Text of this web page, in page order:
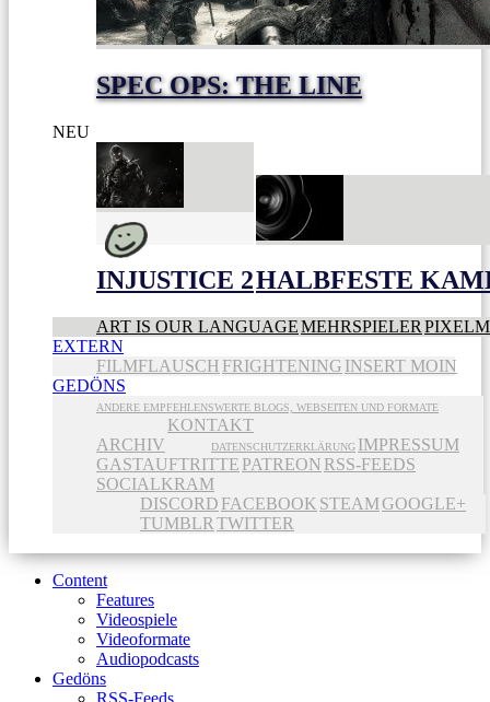
SPEC OPS: THE LINE
NEU
INJUSTICE 2HALBFESTE
ART IS OUR LANGUAGEMEHRSPIELER
EXTERN
FILMFLAUSCH FRIGHTENING INSERT MOIN
GEDÖNS
ANDERE EMPFEHLENSWERTE BLOGS, WEBSEITEN UND FORMATE
ARCHIV
KONTAKT
DATENSCHUTZERKLÄRUNG IMPRESSUM
GASTAUFTRITTE PATREON RSS-FEEDS
SOCIALKRAM
DISCORD FACEBOOK STEAMGOOGLE+
TUMBLR TWITTER
Content
Features
Videospiele
Videoformate
Audiopodcasts
Gedöns